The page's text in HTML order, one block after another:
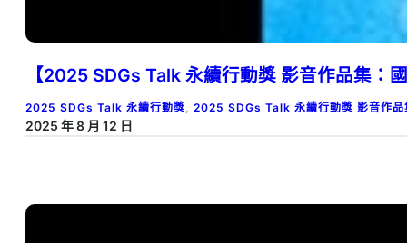
【2025 SDGs Talk 永續行動獎 影音作品集：
2025 SDGs Talk 永續行動獎 2025 SDGs Talk 永續行動獎 影音作品
2025 年 8 月 12 日